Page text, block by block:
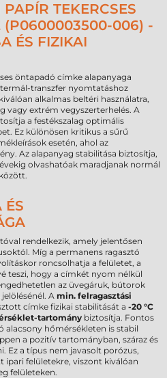
TEKERCSES
(P0600003500-006) -
ÉS FIZIKAI
öntapadó címke alapanyaga
transzfer nyomtatáshoz
alkalmas beltéri használatra,
vagy extrém vegyszerterhelés. A
a festékszalag optimális
Ez különösen kritikus a sűrű
esetén, ahol az
Az alapanyag stabilitása biztosítja,
olvashatóak maradjanak normál
ÉS
rendelkezik, amely jelentősen
Míg a permanens ragasztó
roncsolhatja a felületet, a
teszi, hogy a címkét nyom nélkül
az üvegáruk, bútorok
A min. felragasztási
címke fizikai stabilitását a -20 °C
tartomány biztosítja. Fontos
alacsony hőmérsékleten is stabil
a pozitív tartományban, száraz és
Ez a típus nem javasolt porózus,
ipari felületekre, viszont kiválóan
felületeken.